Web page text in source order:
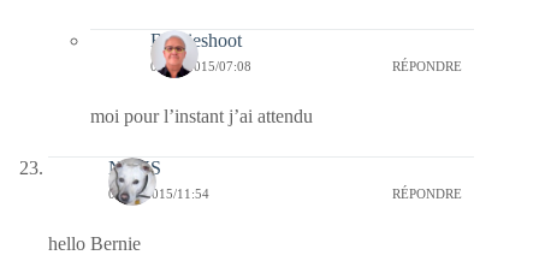
Bernieshoot
04/04/2015/07:08 RÉPONDRE
moi pour l’instant j’ai attendu
NAYS
01/04/2015/11:54 RÉPONDRE
hello Bernie